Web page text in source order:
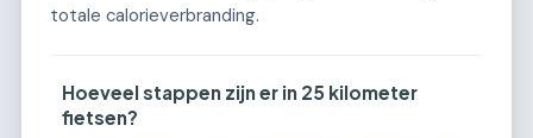
totale calorieverbranding.
Hoeveel stappen zijn er in 25 kilometer
fietsen?